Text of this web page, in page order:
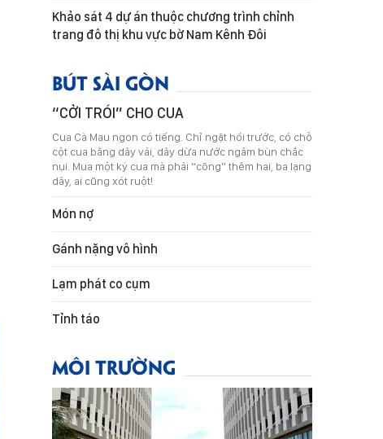
Khảo sát 4 dự án thuộc chương trình chỉnh
trang đô thị khu vực bờ Nam Kênh Đôi
BÚT SÀI GÒN
“CỞI TRÓI” CHO CUA
Cua Cà Mau ngon có tiếng. Chỉ ngặt hồi trước, có chỗ
cột cua bằng dây vải, dây dừa nước ngâm bùn chắc
nụi. Mua một ký cua mà phải “cõng” thêm hai, ba lạng
dây, ai cũng xót ruột!
Món nợ
Gánh nặng vô hình
Lạm phát co cụm
Tỉnh táo
MÔI TRƯỜNG